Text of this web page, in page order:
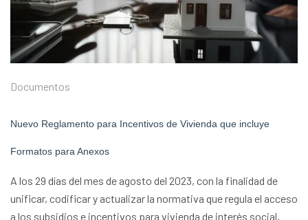
Documentos
Nuevo Reglamento para Incentivos de Vivienda que incluye
Formatos para Anexos
A los 29 días del mes de agosto del 2023, con la finalidad de
unificar, codificar y actualizar la normativa que regula el acceso
a los subsidios e incentivos para vivienda de interés social,